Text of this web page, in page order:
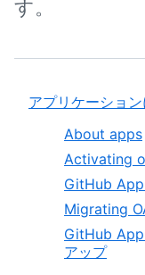
す。
アプリケーショ
About apps
Activating
GitHub
Migrating
GitHub App
アップ